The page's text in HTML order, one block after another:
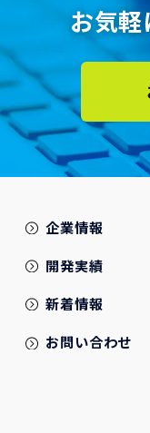
お気
企業情報
開発実績
新着情報
お問い合わせ